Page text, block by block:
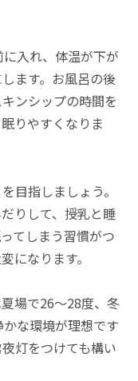
入れ、体温が下が
ます。お風呂の後
ンシップの時間を
りやすくなりま
目指しましょう。
りして、授乳と睡
てしまう習慣がつ
になります。
場で26～28度、冬
な環境が理想です
灯をつけても構い